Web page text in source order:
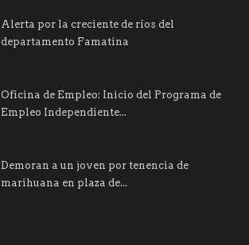
Alerta por la creciente de ríos del
departamento Famatina
Oficina de Empleo: Inicio del Programa de
Empleo Independiente...
Demoran a un joven por tenencia de
marihuana en plaza de...